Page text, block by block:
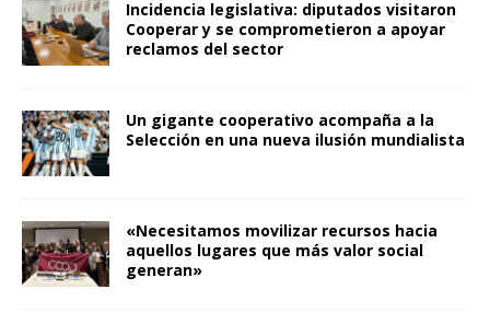
Incidencia legislativa: diputados visitaron
Cooperar y se comprometieron a apoyar
reclamos del sector
Un gigante cooperativo acompaña a la
Selección en una nueva ilusión mundialista
«Necesitamos movilizar recursos hacia
aquellos lugares que más valor social
generan»